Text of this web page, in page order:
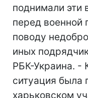
поднимали эти
перед военной
поводу
иных
РБК-Украина. -
ситуация была
харьковском